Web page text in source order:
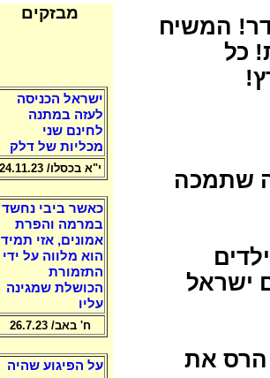
המשיח
כל
שתמכה
ישראל
הרס את
מבזקים
ישראל הכניסה
לעזה במתנה
לחינם שני
מכליות של דלק
י"א בכסלו/ 24.11.23
כאשר ביבי נחשד
במרמה והפרת
אמונים, אזי תמיד
הוא מלווה על ידי
התזמורת
הכושלת שמגינה
עליו
ח' באב/ 26.7.23
על הפיגוע שהיה